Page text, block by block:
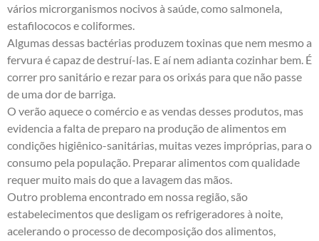
vários microrganismos nocivos à saúde, como salmonela,
estafilococos e coliformes.
Algumas dessas bactérias produzem toxinas que nem mesmo a
fervura é capaz de destruí-las. E aí nem adianta cozinhar bem. É
correr pro sanitário e rezar para os orixás para que não passe
de uma dor de barriga.
O verão aquece o comércio e as vendas desses produtos, mas
evidencia a falta de preparo na produção de alimentos em
condições higiênico-sanitárias, muitas vezes impróprias, para o
consumo pela população. Preparar alimentos com qualidade
requer muito mais do que a lavagem das mãos.
Outro problema encontrado em nossa região, são
estabelecimentos que desligam os refrigeradores à noite,
acelerando o processo de decomposição dos alimentos,